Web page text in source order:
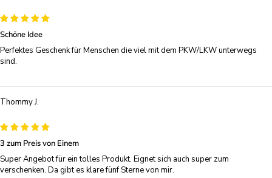
Schöne Idee
Perfektes Geschenk für Menschen die viel mit dem PKW/LKW unterwegs
sind.
Thommy J.
3 zum Preis von Einem
Super Angebot für ein tolles Produkt. Eignet sich auch super zum
verschenken. Da gibt es klare fünf Sterne von mir.